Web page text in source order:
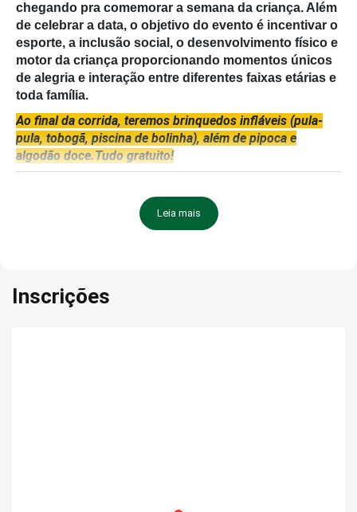
chegando pra comemorar a semana da criança. Além
de celebrar a data, o objetivo do evento é incentivar o
esporte, a inclusão social, o desenvolvimento físico e
motor da criança proporcionando momentos únicos
de alegria e interação entre diferentes faixas etárias e
toda família.
Ao final da corrida, teremos brinquedos infláveis (pula-
pula, tobogã, piscina de bolinha), além de pipoca e
algodão doce.Tudo gratuito!
Leia mais
Inscrições